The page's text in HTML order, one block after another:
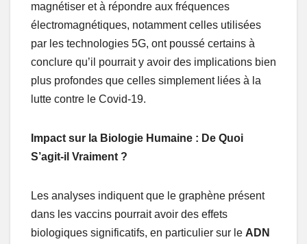
magnétiser et à répondre aux fréquences
électromagnétiques, notamment celles utilisées
par les technologies 5G, ont poussé certains à
conclure qu’il pourrait y avoir des implications bien
plus profondes que celles simplement liées à la
lutte contre le Covid-19.
Impact sur la Biologie Humaine : De Quoi
S’agit-il Vraiment ?
Les analyses indiquent que le graphène présent
dans les vaccins pourrait avoir des effets
biologiques significatifs, en particulier sur le ADN